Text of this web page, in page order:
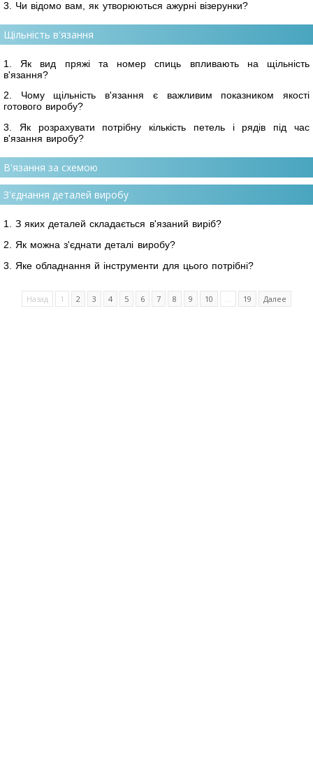
3. Чи відомо вам, як утворюються ажурні візерунки?
Щільність в'язання
1. Як вид пряжі та номер спиць впливають на щільність
в'язання?
2. Чому щільність в'язання є важливим показником якості
готового виробу?
3. Як розрахувати потрібну кількість петель і рядів під час
в'язання виробу?
В'язання за схемою
З'єднання деталей виробу
1. З яких деталей складається в'язаний виріб?
2. Як можна з'єднати деталі виробу?
3. Яке обладнання й інструменти для цього потрібні?
Назад 1 2 3 4 5 6 7 8 9 10 19 Далее